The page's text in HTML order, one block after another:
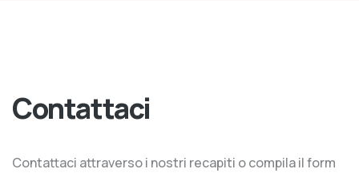
Contattaci
Contattaci attraverso i nostri recapiti o compila il form